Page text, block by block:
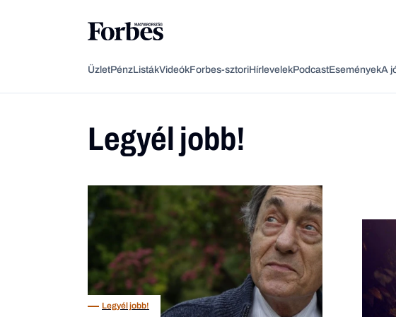
Vagy
ÜzletPénzListákVideókForbes-sztoriHírlevelekPodcastEseményekA
Legyél jobb!
Legyél jobb!